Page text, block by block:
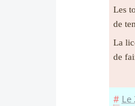
Les
de
La
de
# Le